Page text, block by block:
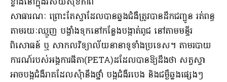
សាធារណៈ ព្រោះតែស្វាដែលបានឆ្លងជំងឺត្រូវបានដឹកជញ្ជូន រត់ពន្ធ
តាមរយៈឈ្មួញ បង្ខាំងទុកនៅកន្លែងបង្កាត់ពូជ នៅតាមមន្ទីរ
ពិសោធន៍ ឬ សាកលវិទ្យាល័យនានាទូទាំងប្រទេស។ តាមរបាយ
ការណ៍របស់អង្គការផីតា(PETA)ដដែលបានឱ្យដឹងថា សត្វស្វា
អាចបង្កជំងឺរាគដែលសុំានឹងថ្នាំ បង្កជំងឺរបេង និងជម្ងឺឆ្លងផ្សេងៗ